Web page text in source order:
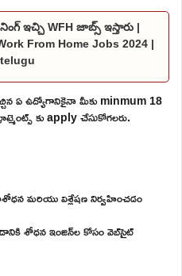
ఇచ్చి WFH జాబ్స్ ఇస్తారు |
From Home Jobs 2024 |
ఏ ఉద్యోగానికైనా మీకు minmum 18
కు apply చేసుకోగలరు.
మరియు విశ్లేషణ నిర్వహించడం
శోధన ఇంజిన్‌ల కోసం వెబ్‌సైట్